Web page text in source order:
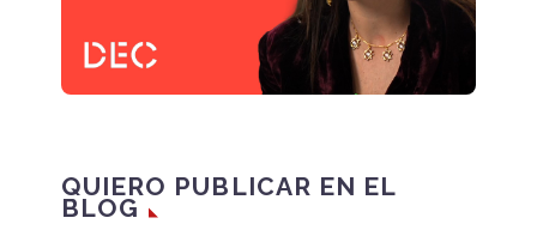
QUIERO PUBLICAR EN EL
BLOG